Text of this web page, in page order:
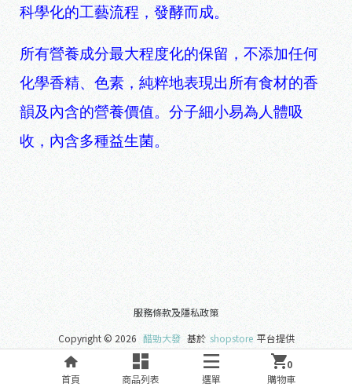
科學化的工藝流程，發酵而成。
所有營養成分最大程度化的保留，不添加任何
化學香精、色素，純粹地表現出所有食材的香
韻及內含的營養價值。分子細小易為人體吸
收，內含多種益生菌。
服務條款及隱私政策
Copyright © 2026 醋勁大發 基於 shopstore 平台提供
首頁 商品列表 選單
0
購物車